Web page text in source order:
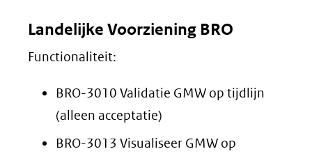
Landelijke Voorziening BRO
Functionaliteit:
BRO-3010 Validatie GMW op tijdlijn
(alleen acceptatie)
BRO-3013 Visualiseer GMW op